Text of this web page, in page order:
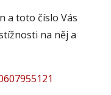
a toto číslo Vás
na něj a